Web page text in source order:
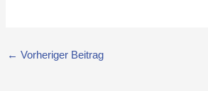
← Vorheriger Beitrag